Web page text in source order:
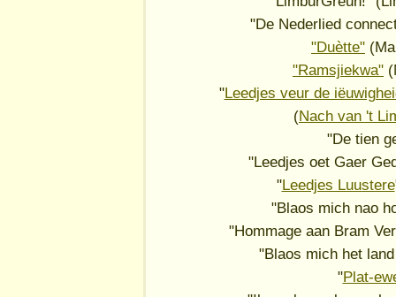
"De Nederlied
"Duètte"
"Ramsjiekwa"
"Leedjes veur de
(Nach van 't
"De tien
"Leedjes oet Gaer
"Leedjes Luustere
"Blaos mich nao
"Hommage aan Bram
"Blaos mich het
"Plat-